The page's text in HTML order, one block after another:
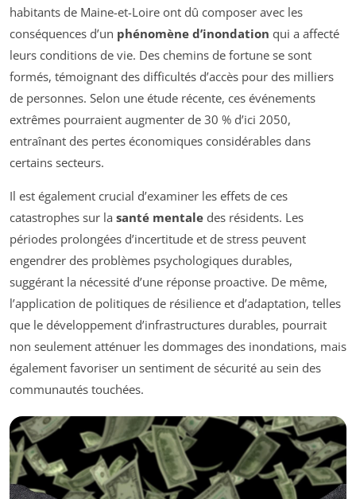
habitants de Maine-et-Loire ont dû composer avec les
conséquences d’un phénomène d’inondation qui a affecté
leurs conditions de vie. Des chemins de fortune se sont
formés, témoignant des difficultés d’accès pour des milliers
de personnes. Selon une étude récente, ces événements
extrêmes pourraient augmenter de 30 % d’ici 2050,
entraînant des pertes économiques considérables dans
certains secteurs.
Il est également crucial d’examiner les effets de ces
catastrophes sur la santé mentale des résidents. Les
périodes prolongées d’incertitude et de stress peuvent
engendrer des problèmes psychologiques durables,
suggérant la nécessité d’une réponse proactive. De même,
l’application de politiques de résilience et d’adaptation, telles
que le développement d’infrastructures durables, pourrait
non seulement atténuer les dommages des inondations, mais
également favoriser un sentiment de sécurité au sein des
communautés touchées.